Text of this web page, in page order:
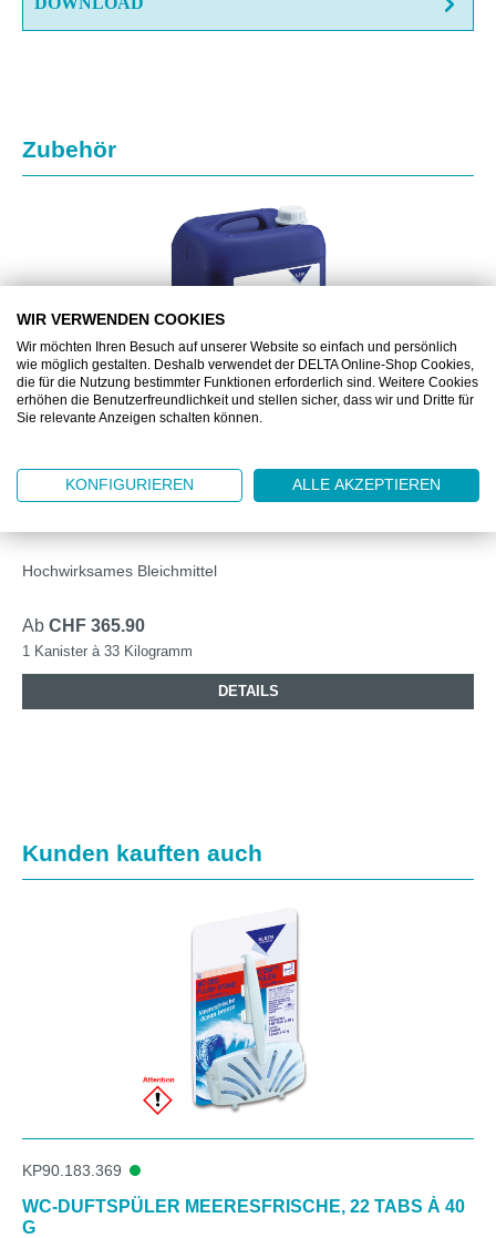
Produktgalerie überspringen
Zubehör
KP90.600.274
PO 33, STABILISIERTE SAUERSTOFFBLEICHE, 33
Hochwirksames Bleichmittel
Ab CHF 365.90
1 Kanister à 33 Kilogramm
DETAILS
Produktgalerie überspringen
Kunden kauften auch
KP90.183.369
WC-DUFTSPÜLER MEERESFRISCHE, 22 TABS À 40
G
WIR VERWENDEN COOKIES
Wir möchten Ihren Besuch auf unserer Website so einfach und persönlich
wie möglich gestalten. Deshalb verwendet der DELTA Online-Shop Cookies,
die für die Nutzung bestimmter Funktionen erforderlich sind. Weitere Cookies
erhöhen die Benutzerfreundlichkeit und stellen sicher, dass wir und Dritte für
Sie relevante Anzeigen schalten können.
KONFIGURIEREN ALLE AKZEPTIEREN